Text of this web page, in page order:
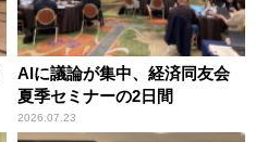
AIに議論が集中、経済同友会
夏季セミナーの2日間
2026.07.23